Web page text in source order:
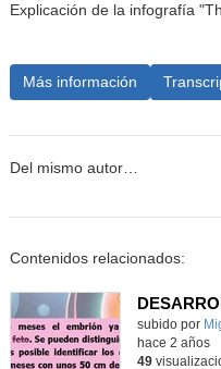
Explicación de la infografía
Más información
Del mismo autor…
Contenidos relacionados:
Contenido
subido por
hace 2 años
49